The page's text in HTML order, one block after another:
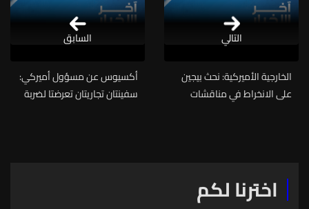
التالي
الخارجية الأميركية: نحث بيجين
على الانخراط في مناقشات
أكسيوس عن مسؤول أميركي:
سفينتان تجاريتان تعرضتا لضربة
السابق
اخترنا لكم